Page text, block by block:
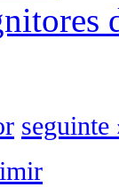
seguinte